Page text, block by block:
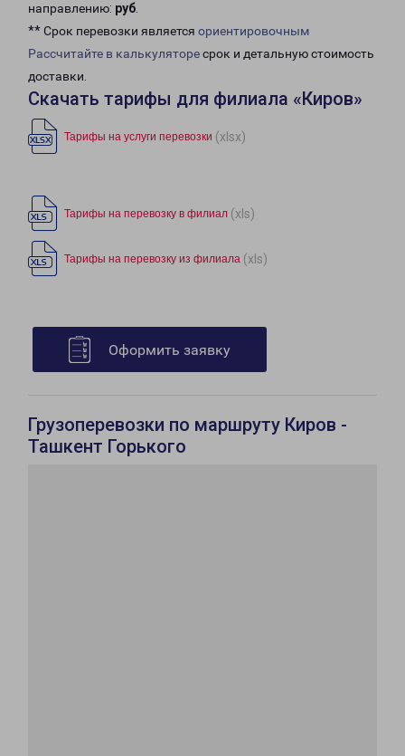
направлению: руб.
** Срок перевозки является ориентировочным
Рассчитайте в калькуляторесрок и детальную стоимость
доставки.
Скачать тарифы для филиала «Киров»
Тарифы на услуги перевозки (xlsx)
Тарифы на перевозку в филиал (xls)
Тарифы на перевозку из филиала (xls)
Оформить заявку
Грузоперевозки по маршруту Киров -
Ташкент Горького